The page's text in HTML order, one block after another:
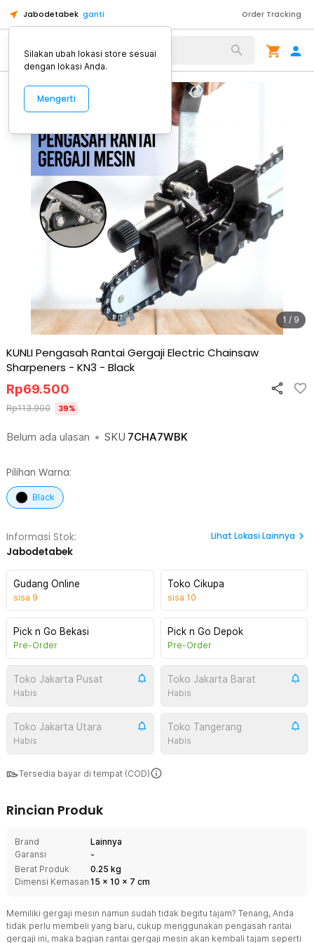
Jabodetabek ganti Order Tracking
Alat Kopi
1 / 9
KUNLI Pengasah Rantai Gergaji Electric Chainsaw
Sharpeners - KN3 - Black
Belum ada ulasan • SKU 7CHA7WBK
Rp69.500
Rp113.900 39%
Pilihan Warna:
Black
Informasi Stok:
Jabodetabek
Lihat Lokasi Lainnya
Gudang Online
sisa 9
Toko Cikupa
sisa 10
Pick n Go Bekasi
Pre-Order
Pick n Go Depok
Pre-Order
Toko Jakarta Pusat
Habis
Toko Jakarta Barat
Habis
Toko Jakarta Utara
Habis
Toko Tangerang
Habis
Tersedia bayar di tempat (COD)
Rincian Produk
Brand
Lainnya
Garansi
-
Berat Produk
0.25 kg
Dimensi Kemasan 15 x 10 x 7 cm
Memiliki gergaji mesin namun sudah tidak begitu tajam? Tenang, Anda
tidak perlu membeli yang baru, cukup menggunakan pengasah rantai
gergaji ini, maka bagian rantai gergaji mesin akan kembali tajam seperti
Silakan ubah lokasi store sesuai
dengan lokasi Anda.
Mengerti